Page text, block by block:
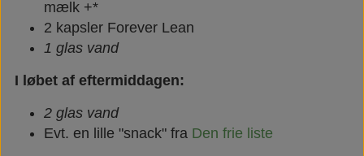
mælk +*
2 kapsler Forever Lean
1 glas vand
I løbet af eftermiddagen:
2 glas vand
Evt. en lille "snack" fra Den frie liste